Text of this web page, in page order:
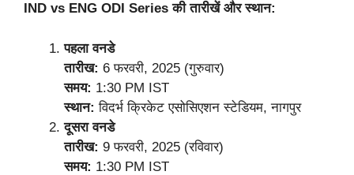
IND vs ENG ODI Series की तारीखें और स्थान:
पहला वनडे
तारीख: 6 फरवरी, 2025 (गुरुवार)
समय: 1:30 PM IST
स्थान: विदर्भ क्रिकेट एसोसिएशन स्टेडियम, नागपुर
दूसरा वनडे
तारीख: 9 फरवरी, 2025 (रविवार)
समय: 1:30 PM IST